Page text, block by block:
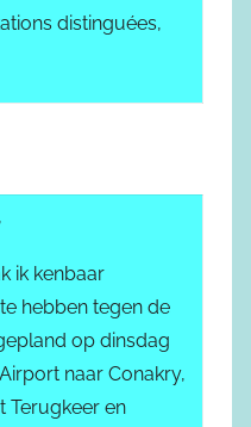
distinguées,
ik kenbaar
hebben tegen de
op dinsdag
naar Conakry,
Terugkeer en